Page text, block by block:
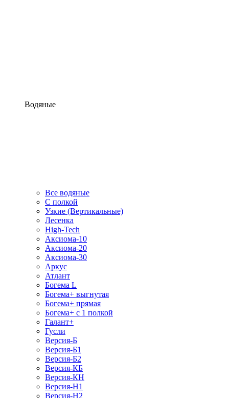
Водяные
Все водяные
С полкой
Узкие (Вертикальные)
Лесенка
High-Tech
Аксиома-10
Аксиома-20
Аксиома-30
Аркус
Атлант
Богема L
Богема+ выгнутая
Богема+ прямая
Богема+ с 1 полкой
Галант+
Гусли
Версия-Б
Версия-Б1
Версия-Б2
Версия-КБ
Версия-КН
Версия-Н1
Версия-Н2